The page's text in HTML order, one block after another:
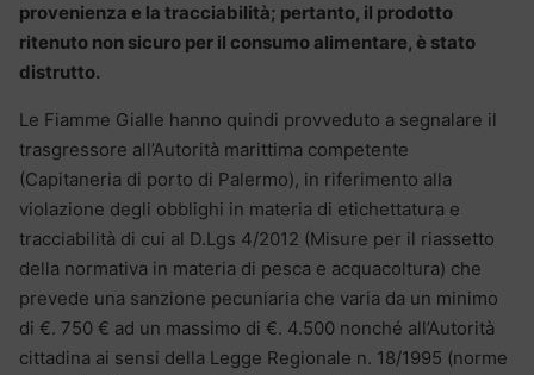
provenienza e la tracciabilità; pertanto, il prodotto
ritenuto non sicuro per il consumo alimentare, è stato
distrutto.
Le Fiamme Gialle hanno quindi provveduto a segnalare il
trasgressore all’Autorità marittima competente
(Capitaneria di porto di Palermo), in riferimento alla
violazione degli obblighi in materia di etichettatura e
tracciabilità di cui al D.Lgs 4/2012 (Misure per il riassetto
della normativa in materia di pesca e acquacoltura) che
prevede una sanzione pecuniaria che varia da un minimo
di €. 750 € ad un massimo di €. 4.500 nonché all’Autorità
cittadina ai sensi della Legge Regionale n. 18/1995 (norme